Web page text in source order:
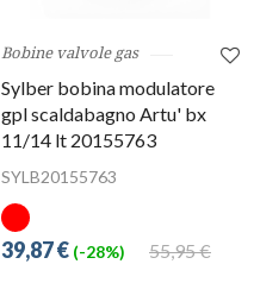
Bobine valvole gas
Sylber bobina modulatore
gpl scaldabagno Artu' bx
11/14 lt 20155763
SYLB20155763
55,95 €
39,87 € (-28%)